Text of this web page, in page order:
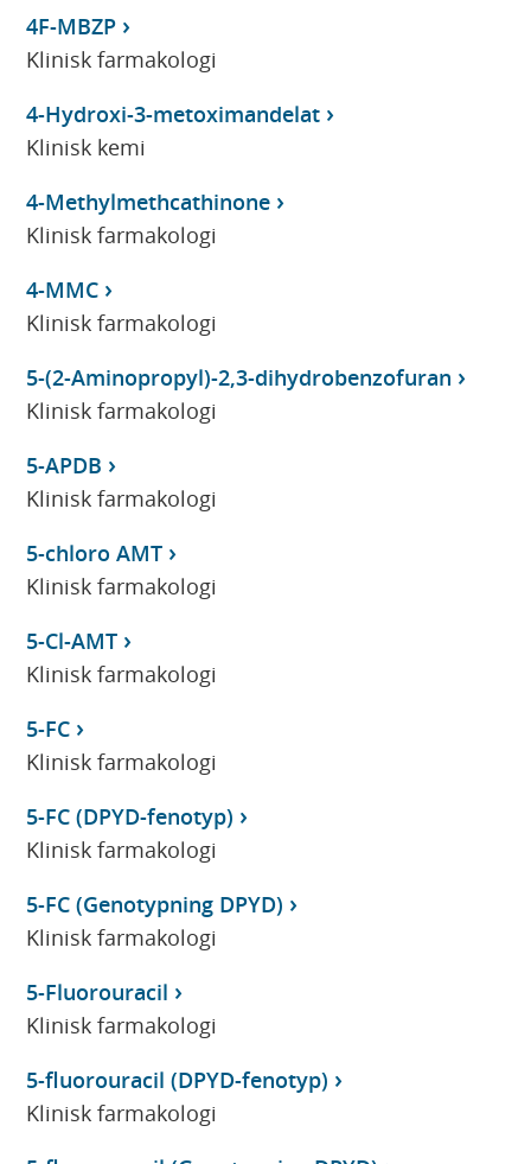
4F-MBZP
Klinisk farmakologi
4-Hydroxi-3-metoximandelat
Klinisk kemi
4-Methylmethcathinone
Klinisk farmakologi
4-MMC
Klinisk farmakologi
5-(2-Aminopropyl)-2,3-dihydrobenzofuran
Klinisk farmakologi
5-APDB
Klinisk farmakologi
5-chloro AMT
Klinisk farmakologi
5-Cl-AMT
Klinisk farmakologi
5-FC
Klinisk farmakologi
5-FC (DPYD-fenotyp)
Klinisk farmakologi
5-FC (Genotypning DPYD)
Klinisk farmakologi
5-Fluorouracil
Klinisk farmakologi
5-fluorouracil (DPYD-fenotyp)
Klinisk farmakologi